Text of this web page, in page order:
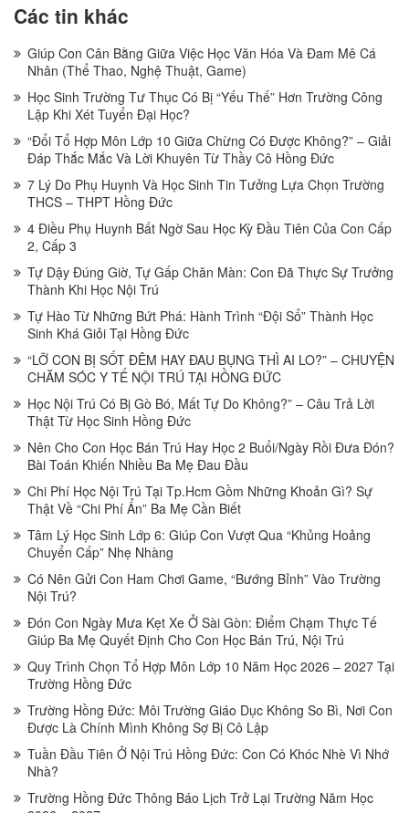
Các tin khác
Giúp Con Cân Bằng Giữa Việc Học Văn Hóa Và Đam Mê Cá
Nhân (Thể Thao, Nghệ Thuật, Game)
Học Sinh Trường Tư Thục Có Bị “Yếu Thế” Hơn Trường Công
Lập Khi Xét Tuyển Đại Học?
“Đổi Tổ Hợp Môn Lớp 10 Giữa Chừng Có Được Không?” – Giải
Đáp Thắc Mắc Và Lời Khuyên Từ Thầy Cô Hồng Đức
7 Lý Do Phụ Huynh Và Học Sinh Tin Tưởng Lựa Chọn Trường
THCS – THPT Hồng Đức
4 Điều Phụ Huynh Bất Ngờ Sau Học Kỳ Đầu Tiên Của Con Cấp
2, Cấp 3
Tự Dậy Đúng Giờ, Tự Gấp Chăn Màn: Con Đã Thực Sự Trưởng
Thành Khi Học Nội Trú
Tự Hào Từ Những Bứt Phá: Hành Trình “Đội Sổ” Thành Học
Sinh Khá Giỏi Tại Hồng Đức
“LỠ CON BỊ SỐT ĐÊM HAY ĐAU BỤNG THÌ AI LO?” – CHUYỆN
CHĂM SÓC Y TẾ NỘI TRÚ TẠI HỒNG ĐỨC
Học Nội Trú Có Bị Gò Bó, Mất Tự Do Không?” – Câu Trả Lời
Thật Từ Học Sinh Hồng Đức
Nên Cho Con Học Bán Trú Hay Học 2 Buổi/Ngày Rồi Đưa Đón?
Bài Toán Khiến Nhiều Ba Mẹ Đau Đầu
Chi Phí Học Nội Trú Tại Tp.Hcm Gồm Những Khoản Gì? Sự
Thật Về “Chi Phí Ẩn” Ba Mẹ Cần Biết
Tâm Lý Học Sinh Lớp 6: Giúp Con Vượt Qua “Khủng Hoảng
Chuyển Cấp” Nhẹ Nhàng
Có Nên Gửi Con Ham Chơi Game, “Bướng Bỉnh” Vào Trường
Nội Trú?
Đón Con Ngày Mưa Kẹt Xe Ở Sài Gòn: Điểm Chạm Thực Tế
Giúp Ba Mẹ Quyết Định Cho Con Học Bán Trú, Nội Trú
Quy Trình Chọn Tổ Hợp Môn Lớp 10 Năm Học 2026 – 2027 Tại
Trường Hồng Đức
Trường Hồng Đức: Môi Trường Giáo Dục Không So Bì, Nơi Con
Được Là Chính Mình Không Sợ Bị Cô Lập
Tuần Đầu Tiên Ở Nội Trú Hồng Đức: Con Có Khóc Nhè Vì Nhớ
Nhà?
Trường Hồng Đức Thông Báo Lịch Trở Lại Trường Năm Học